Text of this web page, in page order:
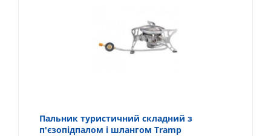
Пальник туристичний складний з
п'єзопідпалом і шлангом Tramp